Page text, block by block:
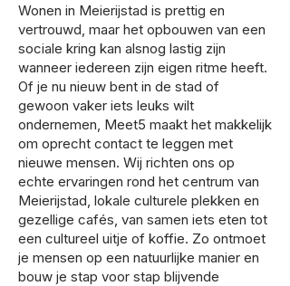
Wonen in Meierijstad is prettig en
vertrouwd, maar het opbouwen van een
sociale kring kan alsnog lastig zijn
wanneer iedereen zijn eigen ritme heeft.
Of je nu nieuw bent in de stad of
gewoon vaker iets leuks wilt
ondernemen, Meet5 maakt het makkelijk
om oprecht contact te leggen met
nieuwe mensen. Wij richten ons op
echte ervaringen rond het centrum van
Meierijstad, lokale culturele plekken en
gezellige cafés, van samen iets eten tot
een cultureel uitje of koffie. Zo ontmoet
je mensen op een natuurlijke manier en
bouw je stap voor stap blijvende